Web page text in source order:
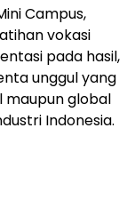
Campus,
vokasi
pada hasil,
unggul yang
maupun global
Indonesia.